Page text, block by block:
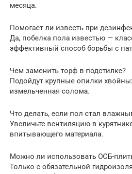
месяца.
Помогает ли известь при
Да, побелка пола известью —
эффективный способ борьбы с
Чем заменить торф в подстилке?
Подойдут крупные опилки
измельченная солома.
Что делать, если пол стал
Увеличьте вентиляцию в
впитывающего материала.
Можно ли использовать ОСБ-
Только с обязательной